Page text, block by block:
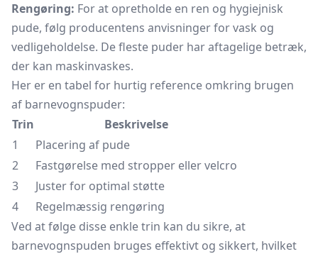
Rengøring: For at opretholde en ren og hygiejnisk
pude, følg producentens anvisninger for vask og
vedligeholdelse. De fleste puder har aftagelige betræk,
der kan maskinvaskes.
Her er en tabel for hurtig reference omkring brugen
af barnevognspuder:
Trin
Beskrivelse
1
Placering af pude
2
Fastgørelse med stropper eller velcro
3
Juster for optimal støtte
4
Regelmæssig rengøring
Ved at følge disse enkle trin kan du sikre, at
barnevognspuden bruges effektivt og sikkert, hvilket